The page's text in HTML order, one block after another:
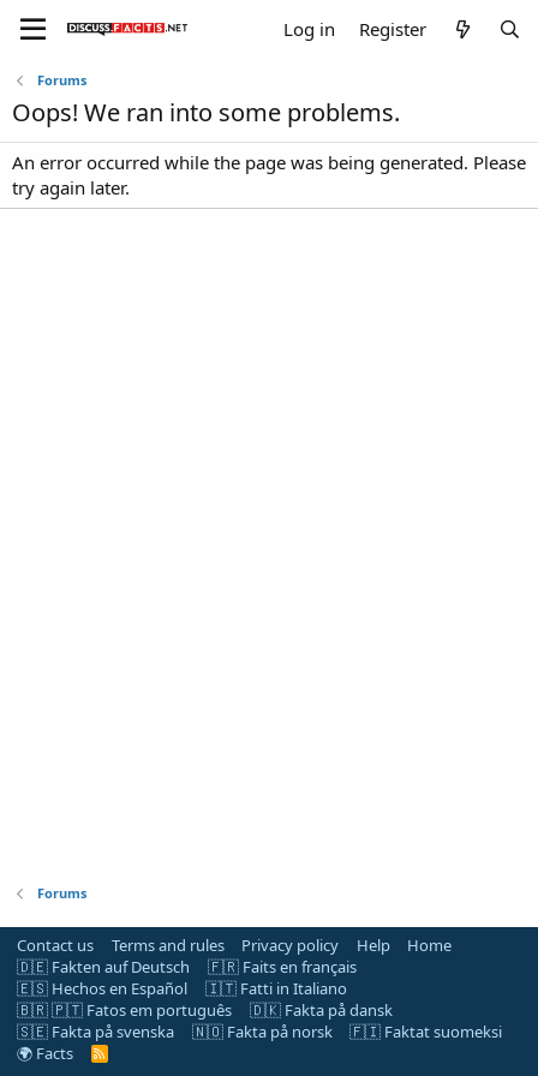
Log in Register
Forums
Oops! We ran into some problems.
An error occurred while the page was being generated. Please
try again later.
Forums
Contact us Terms and rules Privacy policy Help
Home
🇩🇪 Fakten auf Deutsch
🇫🇷 Faits en français
🇪🇸 Hechos en Español
🇮🇹 Fatti in Italiano
🇧🇷 🇵🇹 Fatos em português
🇩🇰 Fakta på dansk
🇸🇪 Fakta på svenska
🇳🇴 Fakta på norsk
🇫🇮 Faktat suomeksi
🌍 Facts
R